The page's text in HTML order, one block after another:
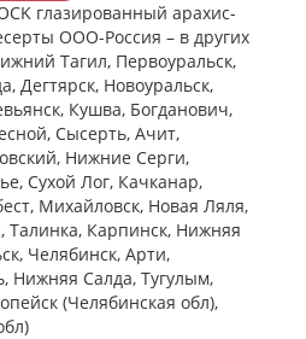
глазированный арахис-
ООО-Россия – в других
Тагил, Первоуральск,
Дегтярск, Новоуральск,
Кушва, Богданович,
Сысерть, Ачит,
Нижние Cерги,
Сухой Лог, Качканар,
Михайловск, Новая Ляля,
Карпинск, Нижняя
Челябинск, Арти,
Нижняя Салда, Тугулым,
(Челябинская обл),